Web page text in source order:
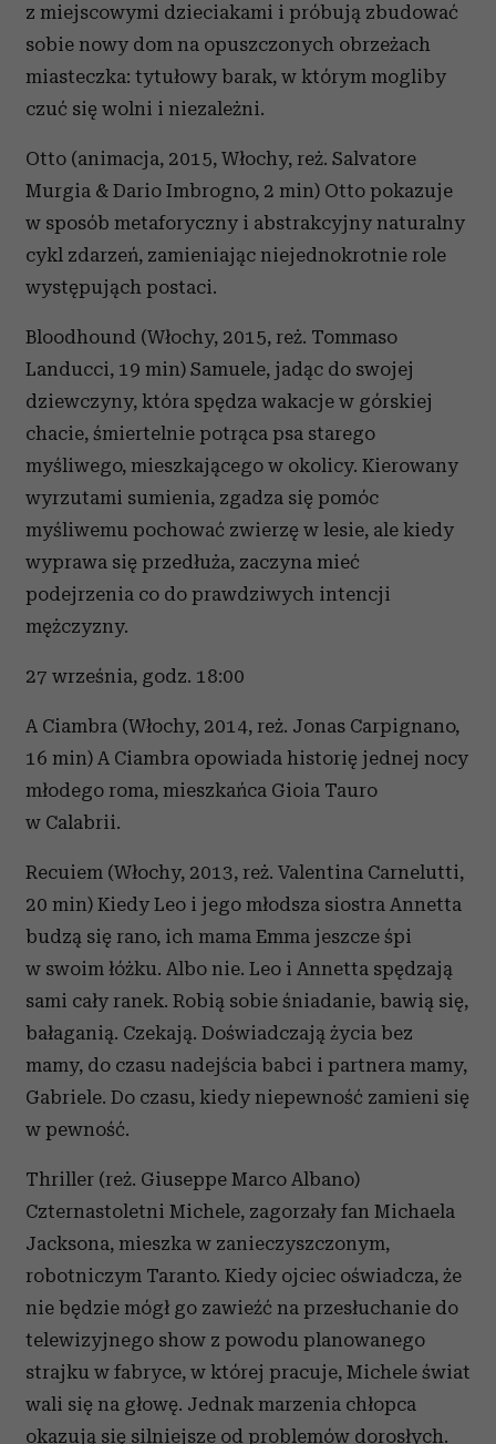
z miejscowymi dzieciakami i próbują zbudować
sobie nowy dom na opuszczonych obrzeżach
miasteczka: tytułowy barak, w którym mogliby
czuć się wolni i niezależni.
Otto (animacja, 2015, Włochy, reż. Salvatore
Murgia & Dario Imbrogno, 2 min) Otto pokazuje
w sposób metaforyczny i abstrakcyjny naturalny
cykl zdarzeń, zamieniając niejednokrotnie role
występująch postaci.
Bloodhound (Włochy, 2015, reż. Tommaso
Landucci, 19 min) Samuele, jadąc do swojej
dziewczyny, która spędza wakacje w górskiej
chacie, śmiertelnie potrąca psa starego
myśliwego, mieszkającego w okolicy. Kierowany
wyrzutami sumienia, zgadza się pomóc
myśliwemu pochować zwierzę w lesie, ale kiedy
wyprawa się przedłuża, zaczyna mieć
podejrzenia co do prawdziwych intencji
mężczyzny.
27 września, godz. 18:00
A Ciambra (Włochy, 2014, reż. Jonas Carpignano,
16 min) A Ciambra opowiada historię jednej nocy
młodego roma, mieszkańca Gioia Tauro
w Calabrii.
Recuiem (Włochy, 2013, reż. Valentina Carnelutti,
20 min) Kiedy Leo i jego młodsza siostra Annetta
budzą się rano, ich mama Emma jeszcze śpi
w swoim łóżku. Albo nie. Leo i Annetta spędzają
sami cały ranek. Robią sobie śniadanie, bawią się,
bałaganią. Czekają. Doświadczają życia bez
mamy, do czasu nadejścia babci i partnera mamy,
Gabriele. Do czasu, kiedy niepewność zamieni się
w pewność.
Thriller (reż. Giuseppe Marco Albano)
Czternastoletni Michele, zagorzały fan Michaela
Jacksona, mieszka w zanieczyszczonym,
robotniczym Taranto. Kiedy ojciec oświadcza, że
nie będzie mógł go zawieźć na przesłuchanie do
telewizyjnego show z powodu planowanego
strajku w fabryce, w której pracuje, Michele świat
wali się na głowę. Jednak marzenia chłopca
okazują się silniejsze od problemów dorosłych.